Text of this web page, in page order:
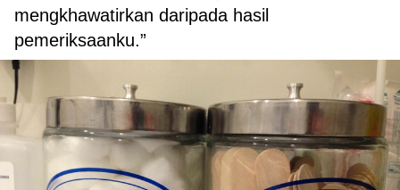
mengkhawatirkan daripada hasil
pemeriksaanku.”